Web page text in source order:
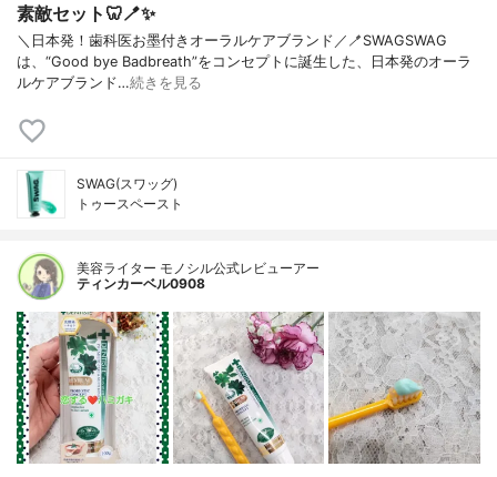
素敵セット🦷🪥✨
＼日本発！歯科医お墨付きオーラルケアブランド／🪥SWAGSWAG
は、“Good bye Badbreath”をコンセプトに誕生した、日本発のオーラ
ルケアブランド…続きを見る
SWAG(スワッグ)
トゥースペースト
美容ライター モノシル公式レビューアー
ティンカーベル0908